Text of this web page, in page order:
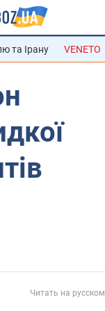
та Ірану VENETO
Читать на русском